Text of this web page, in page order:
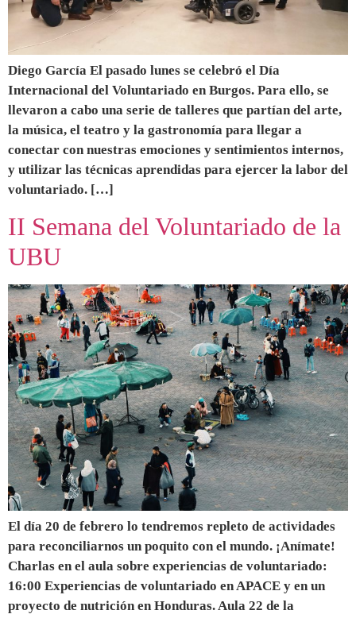
Diego García El pasado lunes se celebró el Día
Internacional del Voluntariado en Burgos. Para ello, se
llevaron a cabo una serie de talleres que partían del arte,
la música, el teatro y la gastronomía para llegar a
conectar con nuestras emociones y sentimientos internos,
y utilizar las técnicas aprendidas para ejercer la labor del
voluntariado. […]
II Semana del Voluntariado de la
UBU
El día 20 de febrero lo tendremos repleto de actividades
para reconciliarnos un poquito con el mundo. ¡Anímate!
Charlas en el aula sobre experiencias de voluntariado:
16:00 Experiencias de voluntariado en APACE y en un
proyecto de nutrición en Honduras. Aula 22 de la